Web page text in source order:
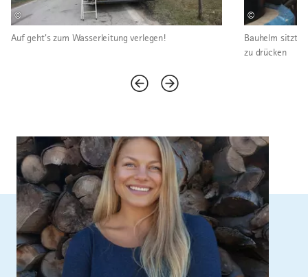
©
Auf geht's zum Wasserleitung verlegen!
©
Bauhelm sitzt
zu drücken